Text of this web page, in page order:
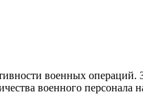
военных операций.
военного персонала